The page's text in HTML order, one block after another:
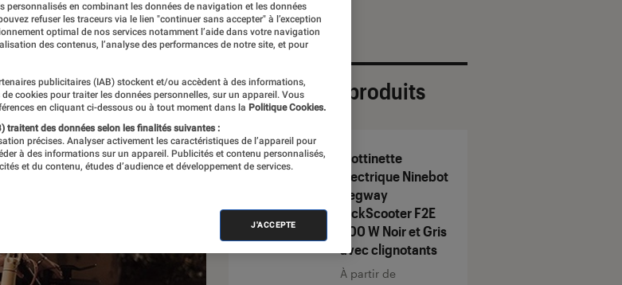
Sélection de produits
Trottinette
électrique Ninebot
Segway
KickScooter F2E
800 W Noir et Gris
avec clignotants
À partir de
personnalisés en combinant les données de navigation et les données
refuser les traceurs via le lien "continuer sans accepter" à l’exception
optimal de nos services notamment l’aide dans votre navigation
des contenus, l’analyse des performances de notre site, et pour
publicitaires (IAB) stockent et/ou accèdent à des informations,
cookies pour traiter les données personnelles, sur un appareil. Vous
en cliquant ci-dessous ou à tout moment dans la Politique Cookies.
traitent des données selon les finalités suivantes :
précises. Analyser activement les caractéristiques de l’appareil pour
à des informations sur un appareil. Publicités et contenu personnalisés,
et du contenu, études d’audience et développement de services.
J'ACCEPTE